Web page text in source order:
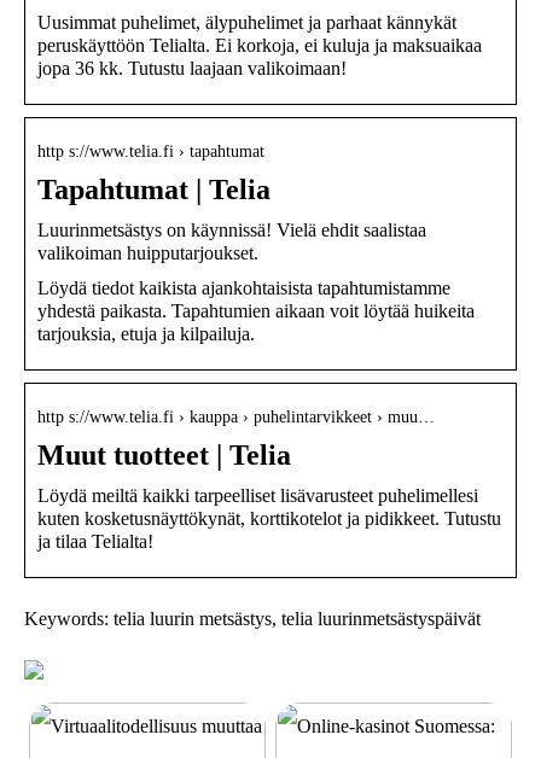
Uusimmat puhelimet, älypuhelimet ja parhaat kännykät
peruskäyttöön Telialta. Ei korkoja, ei kuluja ja maksuaikaa
jopa 36 kk. Tutustu laajaan valikoimaan!
http s://www.telia.fi › tapahtumat
Tapahtumat | Telia
Luurinmetsästys on käynnissä! Vielä ehdit saalistaa
valikoiman huipputarjoukset.
Löydä tiedot kaikista ajankohtaisista tapahtumistamme
yhdestä paikasta. Tapahtumien aikaan voit löytää huikeita
tarjouksia, etuja ja kilpailuja.
http s://www.telia.fi › kauppa › puhelintarvikkeet › muu…
Muut tuotteet | Telia
Löydä meiltä kaikki tarpeelliset lisävarusteet puhelimellesi
kuten kosketusnäyttökynät, korttikotelot ja pidikkeet. Tutustu
ja tilaa Telialta!
Keywords: telia luurin metsästys, telia luurinmetsästyspäivät